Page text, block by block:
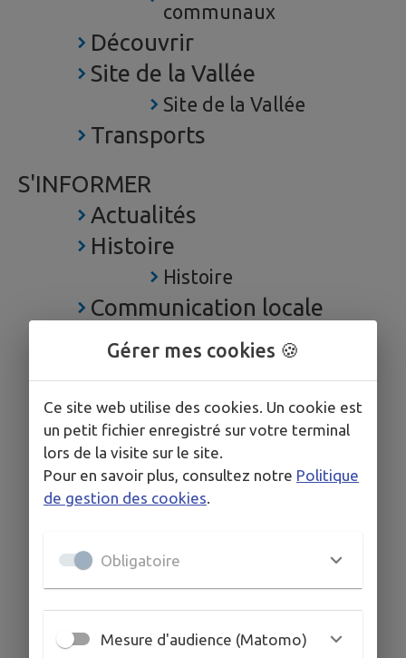
communaux
Découvrir
Site de la Vallée
Site de la Vallée
Transports
S'INFORMER
Actualités
Histoire
Histoire
Communication locale
Articles de la presse
Communication Municipale
Les Supports
Communaux
Démarches administratives
passeport
Carte grise
Attestation d'accueil
Durée de conservation
Gérer mes cookies 🍪
Ce site web utilise des cookies. Un cookie est
un petit fichier enregistré sur votre terminal
lors de la visite sur le site.
Pour en savoir plus, consultez notre Politique
de gestion des cookies.
Obligatoire
Mesure d'audience (Matomo)